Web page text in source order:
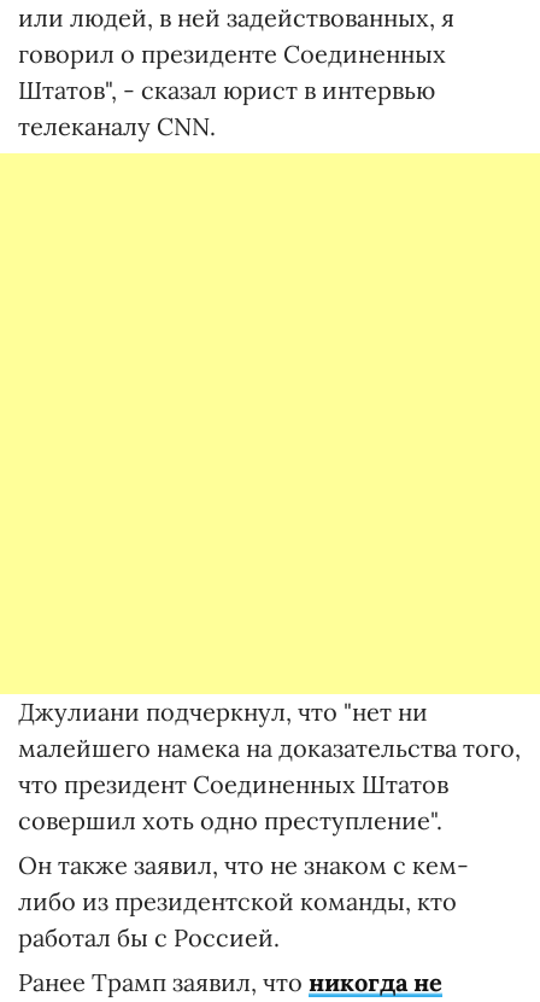
или людей, в ней задействованных, я
говорил о президенте Соединенных
Штатов", - сказал юрист в интервью
телеканалу CNN.
Джулиани подчеркнул, что "нет ни
малейшего намека на доказательства того,
что президент Соединенных Штатов
совершил хоть одно преступление".
Он также заявил, что не знаком с кем-
либо из президентской команды, кто
работал бы с Россией.
Ранее Трамп заявил, что никогда не